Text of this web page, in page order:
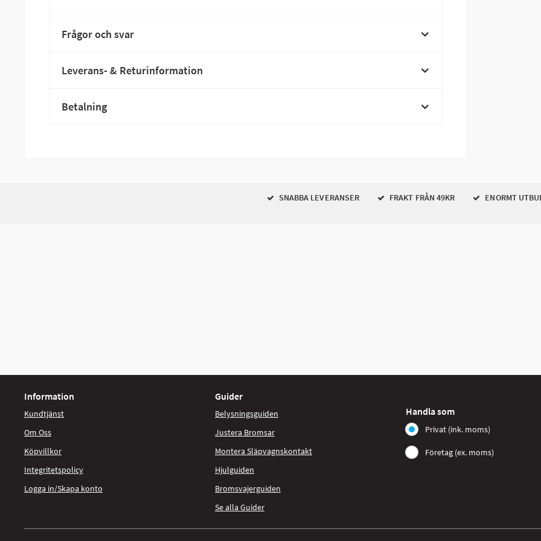
Frågor och svar
Leverans- & Returinformation
Betalning
SNABBA LEVERANSER FRAKT FRÅN 49KR ENORMT
Information
Kundtjänst
Om Oss
Köpvillkor
Integritetspolicy
Logga in/Skapa konto
Guider
Belysningsguiden
Justera Bromsar
Montera Släpvagnskontakt
Hjulguiden
Bromsvajerguiden
Se alla Guider
Handla som
Privat (ink. moms)
Företag (ex. moms)